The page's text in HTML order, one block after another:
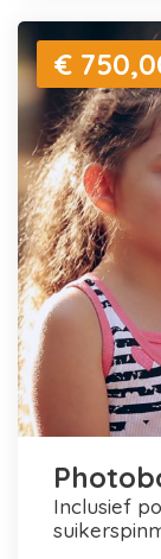
€
inclusief popcornmachine en